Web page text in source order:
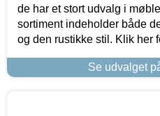
de har et stort udvalg i
sortiment indeholder både
og den rustikke stil. Klik her
Se udvalget